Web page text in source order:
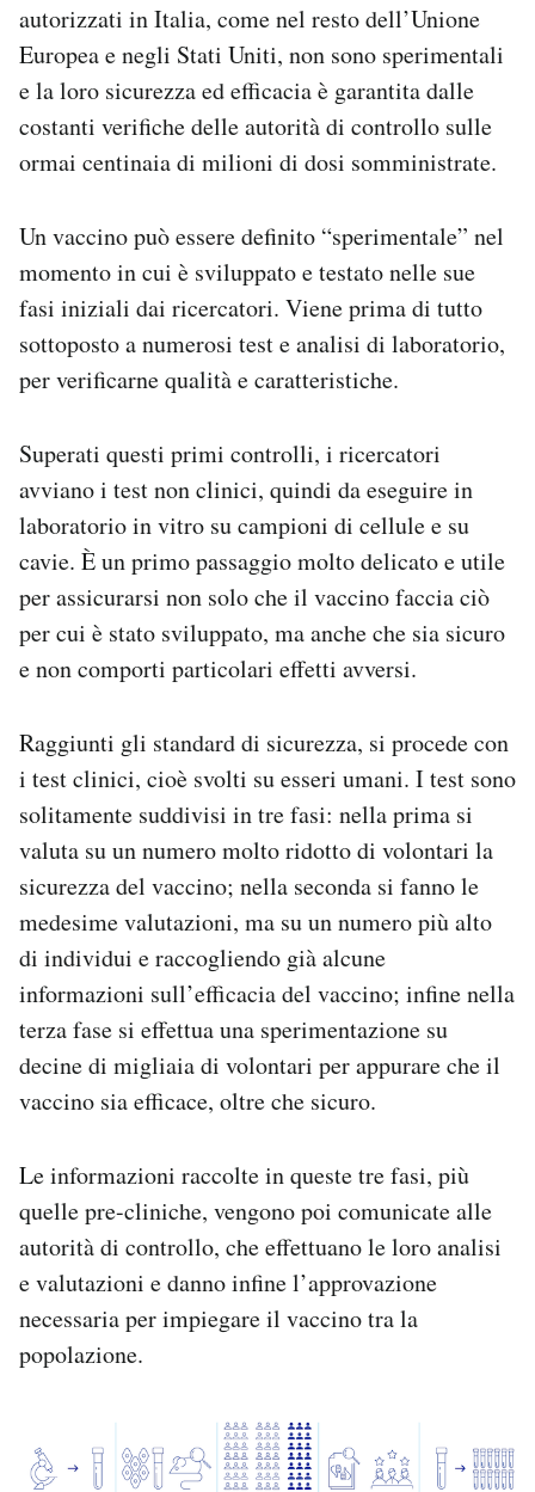
autorizzati in Italia, come nel resto dell’Unione
Europea e negli Stati Uniti, non sono sperimentali
e la loro sicurezza ed efficacia è garantita dalle
costanti verifiche delle autorità di controllo sulle
ormai centinaia di milioni di dosi somministrate.
Un vaccino può essere definito “sperimentale” nel
momento in cui è sviluppato e testato nelle sue
fasi iniziali dai ricercatori. Viene prima di tutto
sottoposto a numerosi test e analisi di laboratorio,
per verificarne qualità e caratteristiche.
Superati questi primi controlli, i ricercatori
avviano i test non clinici, quindi da eseguire in
laboratorio in vitro su campioni di cellule e su
cavie. È un primo passaggio molto delicato e utile
per assicurarsi non solo che il vaccino faccia ciò
per cui è stato sviluppato, ma anche che sia sicuro
e non comporti particolari effetti avversi.
Raggiunti gli standard di sicurezza, si procede con
i test clinici, cioè svolti su esseri umani. I test sono
solitamente suddivisi in tre fasi: nella prima si
valuta su un numero molto ridotto di volontari la
sicurezza del vaccino; nella seconda si fanno le
medesime valutazioni, ma su un numero più alto
di individui e raccogliendo già alcune
informazioni sull’efficacia del vaccino; infine nella
terza fase si effettua una sperimentazione su
decine di migliaia di volontari per appurare che il
vaccino sia efficace, oltre che sicuro.
Le informazioni raccolte in queste tre fasi, più
quelle pre-cliniche, vengono poi comunicate alle
autorità di controllo, che effettuano le loro analisi
e valutazioni e danno infine l’approvazione
necessaria per impiegare il vaccino tra la
popolazione.